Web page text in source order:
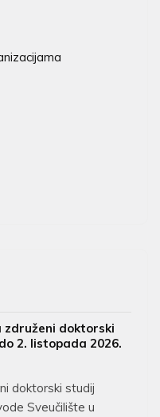
združeni doktorski
2. listopada 2026.
doktorski studij
Sveučilište u